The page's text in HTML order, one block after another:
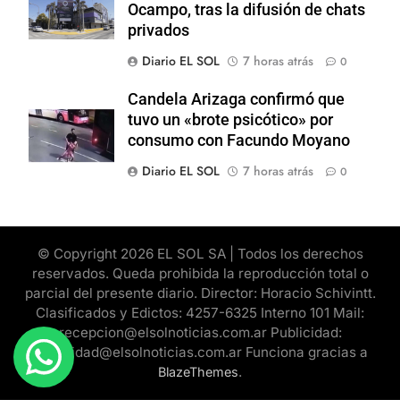
Ocampo, tras la difusión de chats
privados
Diario EL SOL
7 horas atrás 0
Candela Arizaga confirmó que
tuvo un «brote psicótico» por
consumo con Facundo Moyano
Diario EL SOL
7 horas atrás 0
© Copyright 2026 EL SOL SA | Todos los derechos
reservados. Queda prohibida la reproducción total o
parcial del presente diario. Director: Horacio Schivintt.
Clasificados y Edictos: 4257-6325 Interno 101 Mail:
recepcion@elsolnoticias.com.ar Publicidad:
publicidad@elsolnoticias.com.ar Funciona gracias a
BlazeThemes.